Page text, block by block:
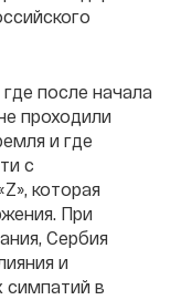
после начала
проходили
и где
с
которая
При
Сербия
и
симпатий в